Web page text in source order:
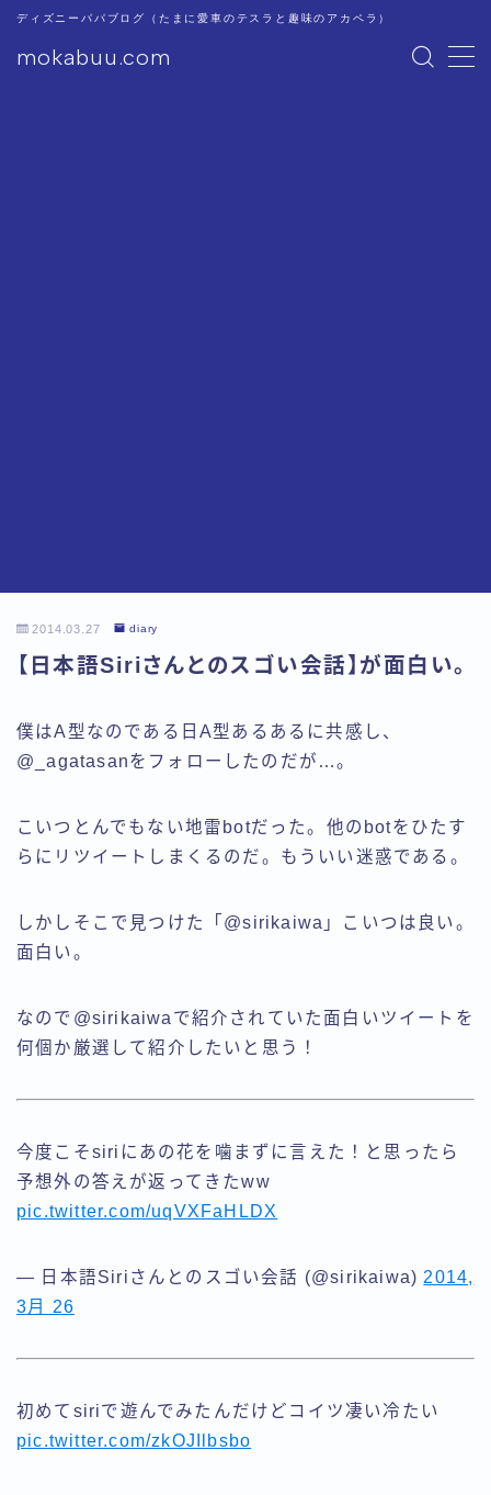
mokabuu.com
ディズニーパパブログ（たまに愛車のテスラと趣味のアカペラ）
2014.03.27 diary
【日本語Siriさんとのスゴい会話】が面白い。
僕はA型なのである日A型あるあるに共感し、
@_agatasanをフォローしたのだが…。
こいつとんでもない地雷botだった。他のbotをひたす
らにリツイートしまくるのだ。もういい迷惑である。
しかしそこで見つけた「@sirikaiwa」こいつは良い。
面白い。
なので@sirikaiwaで紹介されていた面白いツイートを
何個か厳選して紹介したいと思う！
今度こそsiriにあの花を噛まずに言えた！と思ったら
予想外の答えが返ってきたww
pic.twitter.com/uqVXFaHLDX
— 日本語Siriさんとのスゴい会話 (@sirikaiwa) 2014,
3月 26
初めてsiriで遊んでみたんだけどコイツ凄い冷たい
pic.twitter.com/zkOJIlbsbo